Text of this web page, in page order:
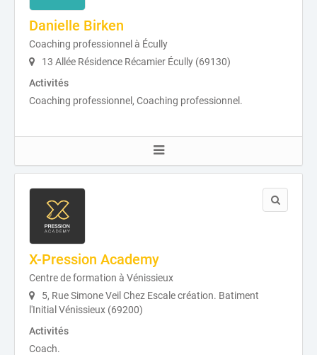
Danielle Birken
Coaching professionnel à Écully
13 Allée Résidence Récamier Écully (69130)
Activités
Coaching professionnel, Coaching professionnel.
X-Pression Academy
Centre de formation à Vénissieux
5, Rue Simone Veil Chez Escale création. Batiment
l'Initial Vénissieux (69200)
Activités
Coach.